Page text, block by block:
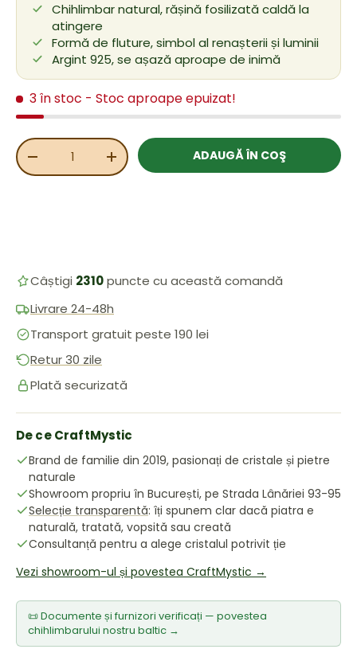
Chihlimbar natural, rășină fosilizată caldă la
atingere
Formă de fluture, simbol al renașterii și luminii
Argint 925, se așază aproape de inimă
3 în stoc - Stoc aproape epuizat!
Cant.
REDUCEȚI CANTITATEAMĂRIȚI CANTITATEAADAUGĂ ÎN COŞ
Câștigi 2310puncte cu această comandă
Livrare 24-48h
Transport gratuit peste 190 lei
Retur 30 zile
Plată securizată
De ce CraftMystic
Brand de familie din 2019, pasionați de cristale și pietre
naturale
Showroom propriu în București, pe Strada Lânăriei 93-95
Selecție transparentă: îți spunem clar dacă piatra e
naturală, tratată, vopsită sau creată
Consultanță pentru a alege cristalul potrivit ție
Vezi showroom-ul și povestea CraftMystic →
📜 Documente și furnizori verificați — povestea
chihlimbarului nostru baltic →